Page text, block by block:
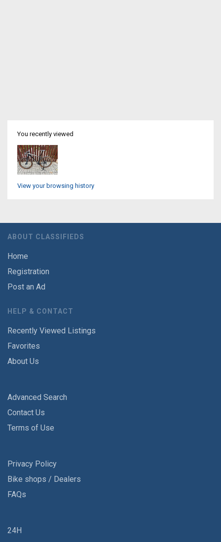
You recently viewed
View your browsing history
ABOUT CLASSIFIEDS
Home
Registration
Post an Ad
HELP & CONTACT
Recently Viewed Listings
Favorites
About Us
Advanced Search
Contact Us
Terms of Use
Privacy Policy
Bike shops / Dealers
FAQs
24H